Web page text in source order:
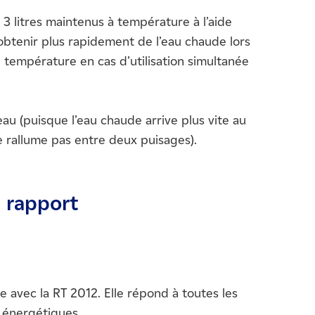
litres maintenus à température à l’aide
plus rapidement de l’eau chaude lors
en cas d’utilisation simultanée
(puisque l’eau chaude arrive plus vite au
rallume pas entre deux puisages).
rapport
la RT 2012. Elle répond à toutes les